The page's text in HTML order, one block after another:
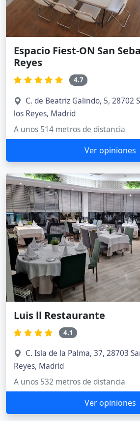
Espacio Fiest-ON San
Reyes
4.7
C. de Beatriz Galindo, 5, 28702
los Reyes, Madrid
A unos 514 metros de distancia
Ver opiniones
Luis ll Restaurante
4.1
C. Isla de la Palma, 37, 28703
Reyes, Madrid
A unos 532 metros de distancia
Ver opiniones